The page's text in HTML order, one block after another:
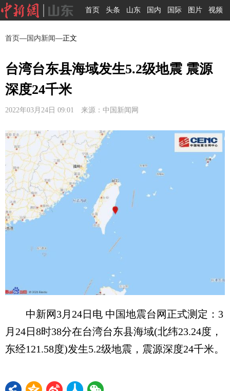
首页 头条 山东 国内 国际 图片 视频
首页— 国内新闻—正文
台湾台东县海域发生5.2级地震 震源
深度24千米
2022年03月24日 09:01 来源：中国新闻网
中新网3月24日电 中国地震台网正式测定：3
月24日8时38分在台湾台东县海域(北纬23.24度，
东经121.58度)发生5.2级地震，震源深度24千米。